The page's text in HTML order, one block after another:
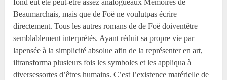
fond eût été peut-être assez analogueaux Mémoires de
Beaumarchais, mais que de Foë ne voulutpas écrire
directement. Tous les autres romans de de Foë doiventêtre
semblablement interprétés. Ayant réduit sa propre vie par
lapensée à la simplicité absolue afin de la représenter en art,
iltransforma plusieurs fois les symboles et les appliqua à
diversessortes d’êtres humains. C’est l’existence matérielle de